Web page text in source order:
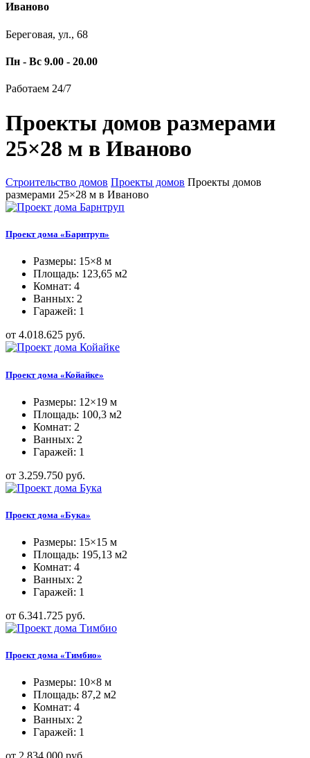
Иваново
Береговая, ул., 68
Пн - Вс 9.00 - 20.00
Работаем 24/7
Проекты домов размерами
25×28 м в Иваново
Строительство домов Проекты домов Проекты домов
размерами 25×28 м в Иваново
Проект дома «Барнтруп»
Размеры: 15×8 м
Площадь: 123,65 м2
Комнат: 4
Ванных: 2
Гаражей: 1
от 4.018.625 руб.
Проект дома «Койайке»
Размеры: 12×19 м
Площадь: 100,3 м2
Комнат: 2
Ванных: 2
Гаражей: 1
от 3.259.750 руб.
Проект дома «Бука»
Размеры: 15×15 м
Площадь: 195,13 м2
Комнат: 4
Ванных: 2
Гаражей: 1
от 6.341.725 руб.
Проект дома «Тимбио»
Размеры: 10×8 м
Площадь: 87,2 м2
Комнат: 4
Ванных: 2
Гаражей: 1